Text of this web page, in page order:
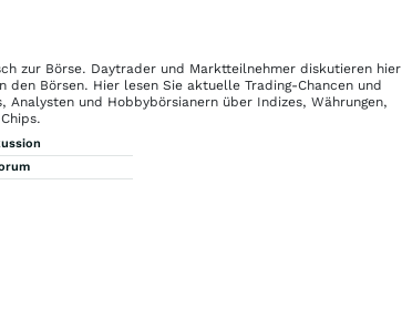
zur Börse. Daytrader und Marktteilnehmer diskutieren hier
den Börsen. Hier lesen Sie aktuelle Trading-Chancen und
Analysten und Hobbybörsianern über Indizes, Währungen,